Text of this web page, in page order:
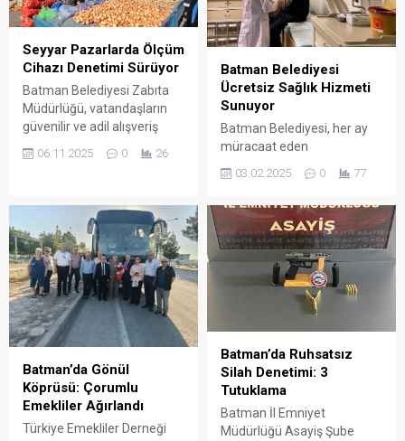
Seyyar Pazarlarda Ölçüm
Cihazı Denetimi Sürüyor
Batman Belediyesi Zabıta
Müdürlüğü, vatandaşların
güvenilir ve adil alışveriş
genelindeki seyyar semt
denetimlerini kesintisiz
şekilde sürdürüyor.
06.11.2025 0 26
Batman Belediyesi
Ücretsiz Sağlık Hizmeti
Sunuyor
Batman Belediyesi, her ay
müracaat eden
hizmeti sunuyor.
03.02.2025 0 77
Batman’da Gönül
Köprüsü: Çorumlu
Emekliler Ağırlandı
Türkiye Emekliler Derneği
Batman’da Ruhsatsız
Silah Denetimi: 3
Tutuklama
Batman İl Emniyet
Müdürlüğü Asayiş Şube